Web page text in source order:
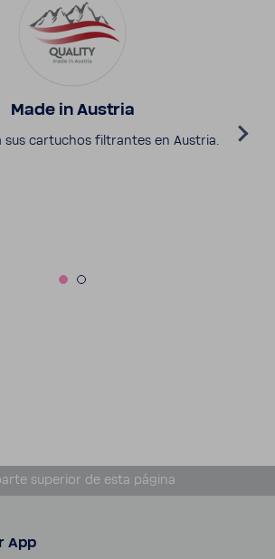
Made in Austria
sus cartu­chos filtrantes en Austria.
supe­rior de esta página
App